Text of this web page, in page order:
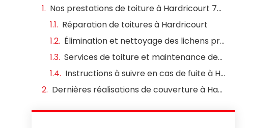
Nos prestations de toiture à Hardricourt 78250
Réparation de toitures à Hardricourt
Élimination et nettoyage des lichens présents sur la toiture à Hardricourt
Services de toiture et maintenance des gouttières à Hardricourt
Instructions à suivre en cas de fuite à Hardricourt
Dernières réalisations de couverture à Hardricourt